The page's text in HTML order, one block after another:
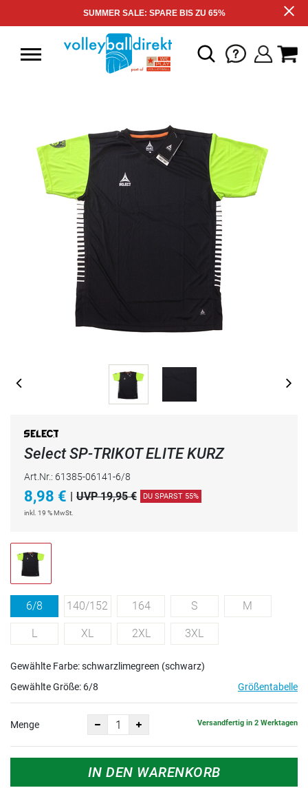
SUMMER SALE: SPARE BIS ZU 65%
Select SP-TRIKOT ELITE KURZ
Art.Nr.: 61385-06141-6/8
8,98 € | UVP 19,95 € DU SPARST 55%
inkl. 19 % MwSt.
6/8 140/152 164 S M
L XL 2XL 3XL
Gewählte Farbe: schwarzlimegreen (schwarz)
Gewählte Größe: 6/8 Größentabelle
Menge Versandfertig in 2 Werktagen
IN DEN WARENKORB